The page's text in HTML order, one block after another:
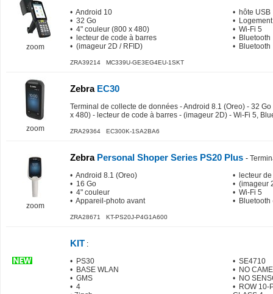
zoom
• Android 10
• 32 Go
• 4" couleur (800 x 480)
• lecteur de code à barres
• (imageur 2D / RFID)
• hôte USB
•
• Wi-Fi 5
• Bluetooth
• Bluetooth
ZRA39214 MC339U-GE3EG4EU-1SKT
zoom
ZebraEC30
Terminal de collecte de données - Android 8.1 (Oreo) - 32
x 480) - lecteur de code à barres - (imageur 2D) - Wi-Fi 5,
ZRA29364 EC300K-1SA2BA6
zoom
ZebraPersonal Shoper Series PS20 Plus -
• Android 8.1 (Oreo)
• 16 Go
• 4" couleur
• Appareil-photo avant
• lecteur
• (imageur
• Wi-Fi 5
• Bluetooth
ZRA28671 KT-PS20J-P4G1A600
KIT :
• PS30
• BASE WLAN
• GMS
• 4
• SE4710
• NO
• NO
• ROW 10-